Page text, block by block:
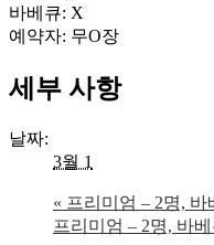
바베큐: X
예약자: 무O장
세부 사항
날짜:
3월 1
« 프리미엄 – 2명,
프리미엄 – 2명, 바